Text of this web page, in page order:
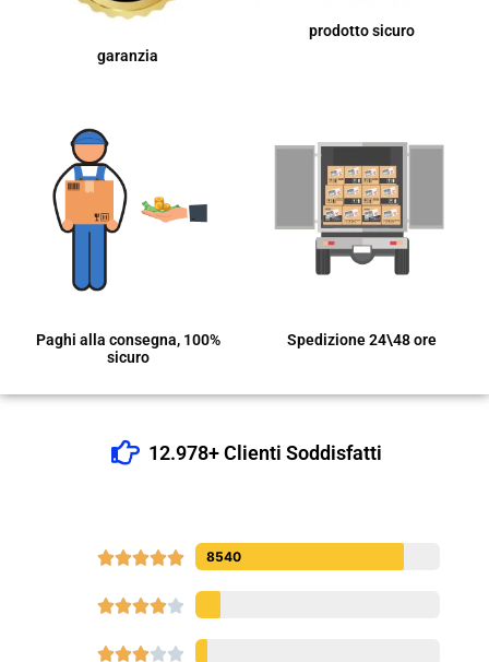
garanzia
prodotto sicuro
Paghi alla consegna, 100%
sicuro
Spedizione 24\48 ore
12.978+ Clienti Soddisfatti
 8540

